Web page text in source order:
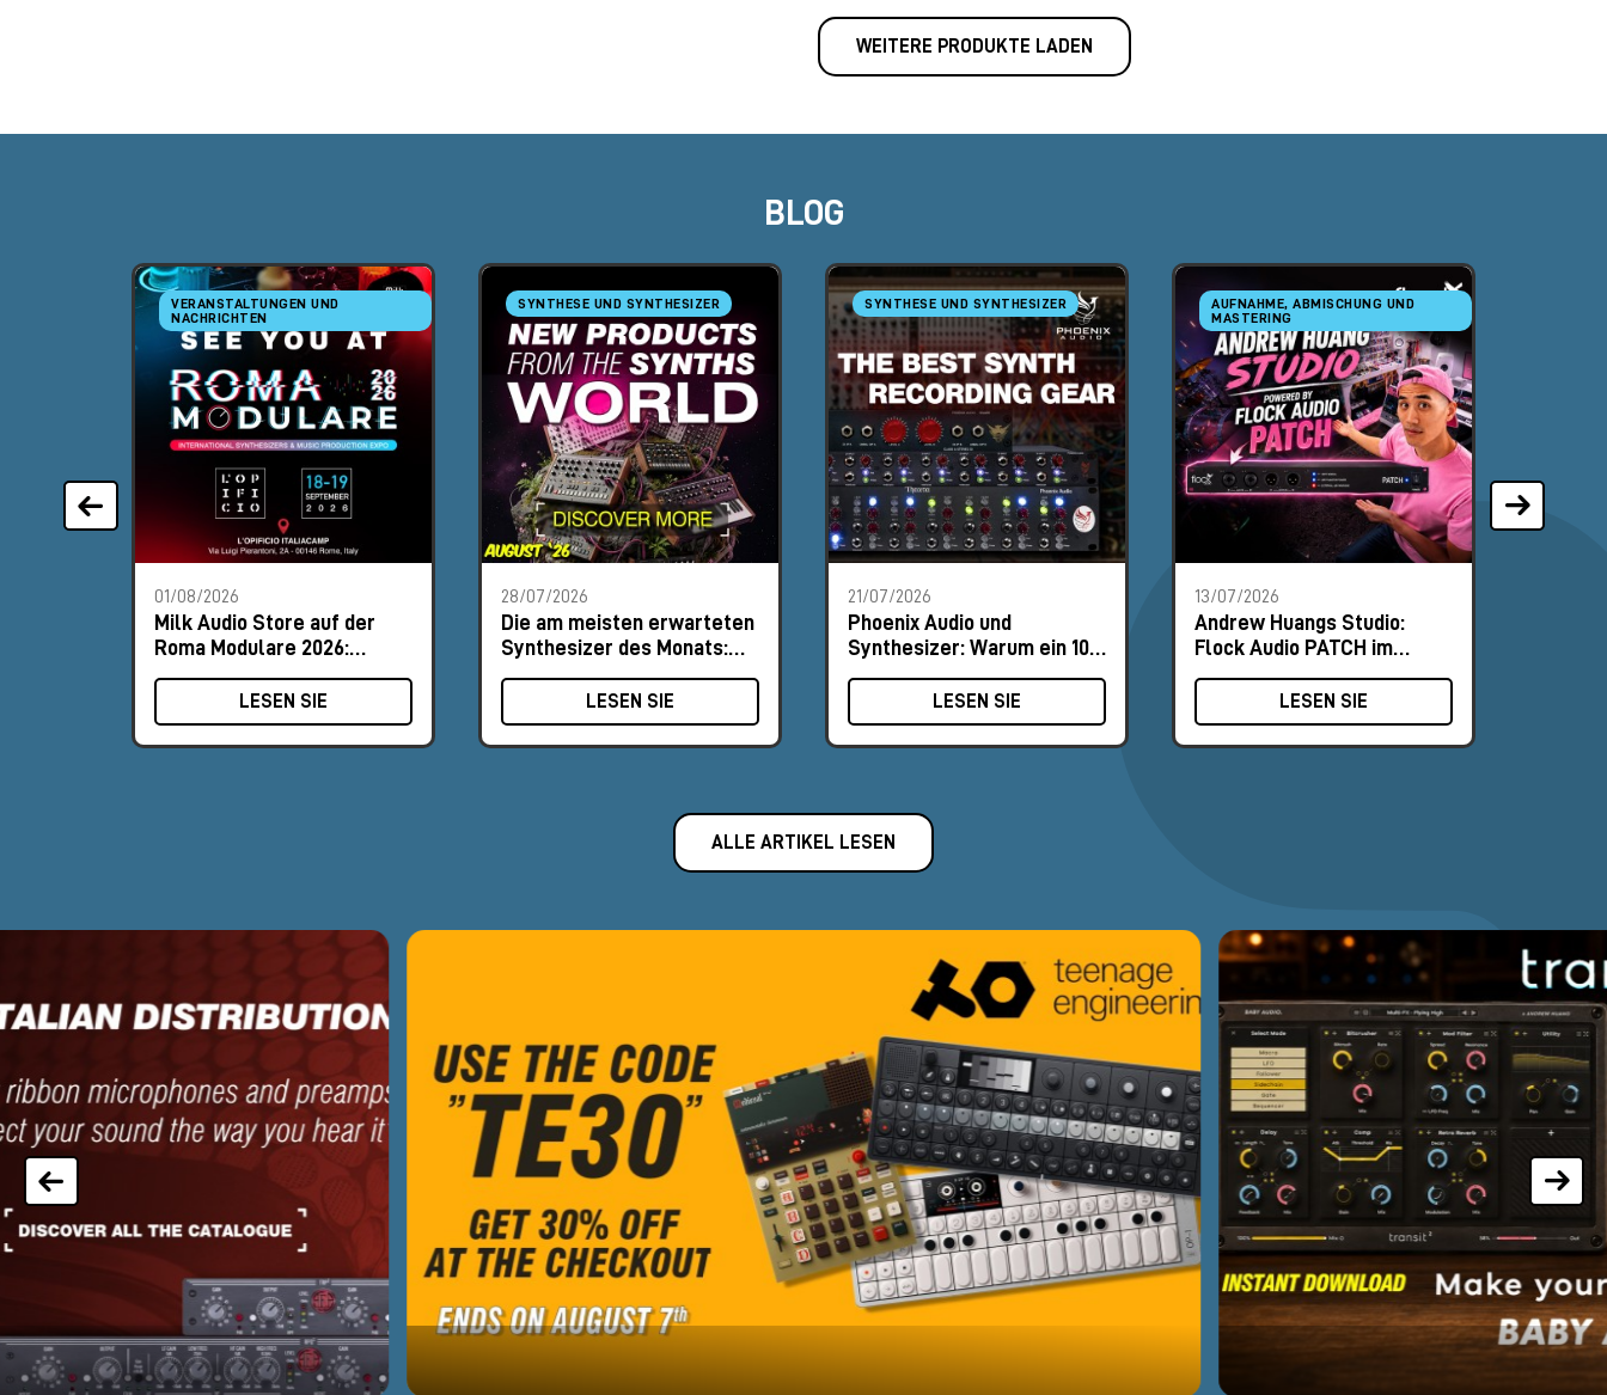
WEITERE PRODUKTE LADEN
BLOG
VERANSTALTUNGEN UND
NACHRICHTEN
01/08/2026
Milk Audio Store auf der
Roma Modulare 2026:
Besuche uns am Stand #8
LESEN SIE
SYNTHESE UND SYNTHESIZER
28/07/2026
Die am meisten erwarteten
Synthesizer des Monats:
August 2026
LESEN SIE
SYNTHESE UND SYNTHESIZER
21/07/2026
Phoenix Audio und
Synthesizer: Warum ein 10-
MΩ-Eingang den
Unterschied macht
LESEN SIE
AUFNAHME, ABMISCHUNG UND
MASTERING
13/07/2026
Andrew Huangs Studio:
Flock Audio PATCH im
Zentrum des Routings
LESEN SIE
ALLE ARTIKEL LESEN